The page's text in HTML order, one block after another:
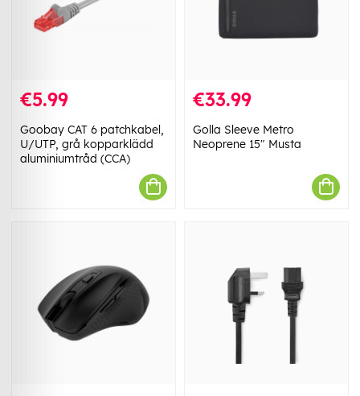
€5.99
Goobay CAT 6 patchkabel,
U/UTP, grå kopparklädd
aluminiumtråd (CCA)
€33.99
Golla Sleeve Metro
Neoprene 15" Musta